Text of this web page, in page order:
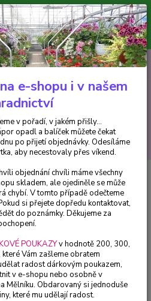
odeslání z e-shopu je 300 Kč.
opadl a balíček můžete čekat
po přijetí objednávky. Objednávky
v jakém přišly...
CZK
Hledat
0ks
za0 Kč
Africká kopřiva Coleus, Copa Sangria -
Coleus, Copa
e-shopu i v našem
v pořadí, v jakém přišly...
opadl a balíček můžete čekat
po přijetí objednávky. Odesíláme
aby necestovaly přes víkend.
objednání chvíli máme všechny
skladem, ale ojediněle se může
chybí. V tomto případě odečteme
si přejete dopředu kontaktovat,
do poznámky. Děkujeme za
POUKAZYv hodnotě 200, 300,
Vám zašleme obratem
radost dárkovým poukazem,
v e-shopu nebo osobně v
Mělníku. Obdarovaný si jednoduše
které mu udělají radost.